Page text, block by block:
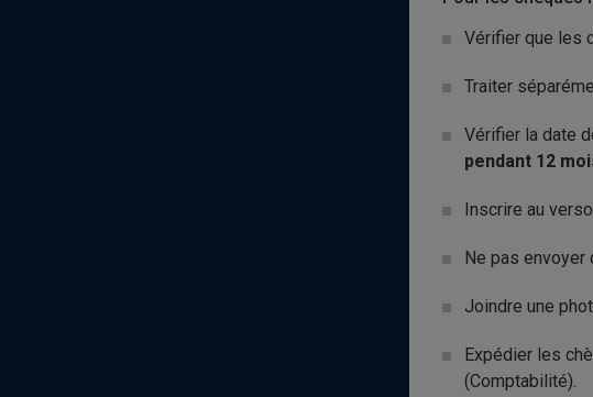
Vérifier que les
Traiter
Vérifier la date
pendant 12
Inscrire au
Ne pas envoyer
Joindre une
Expédier les
(Comptabilité).